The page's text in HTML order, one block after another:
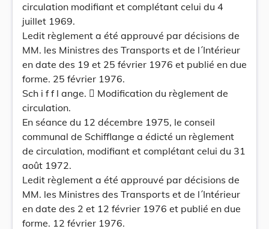
circulation modifiant et complétant celui du 4
juillet 1969.
Ledit règlement a été approuvé par décisions de
MM. les Ministres des Transports et de l´Intérieur
en date des 19 et 25 février 1976 et publié en due
forme. 25 février 1976.
Sch i f f l ange.  Modification du règlement de
circulation.
En séance du 12 décembre 1975, le conseil
communal de Schifflange a édicté un règlement
de circulation, modifiant et complétant celui du 31
août 1972.
Ledit règlement a été approuvé par décisions de
MM. les Ministres des Transports et de l´Intérieur
en date des 2 et 12 février 1976 et publié en due
forme. 12 février 1976.